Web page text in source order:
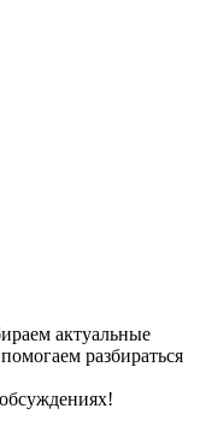
актуальные
разбираться